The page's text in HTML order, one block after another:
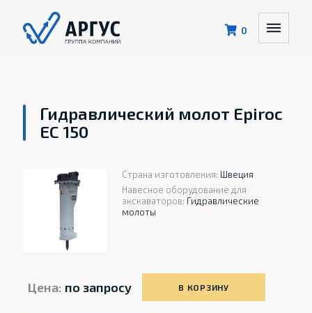
0
Гидравлический молот Epiroc
EC 150
Страна изготовления: Швеция
Навесное оборудование для
экскаваторов: Гидравлические
молоты
Цена: по запросу В КОРЗИНУ